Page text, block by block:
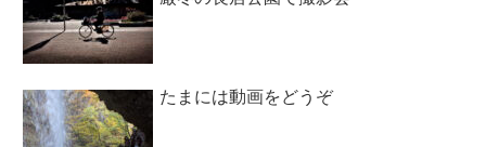
たまには動画をどうぞ